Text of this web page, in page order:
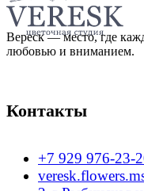
Вереск — место, где
любовью и вниманием.
Контакты
+7 929 976-23-